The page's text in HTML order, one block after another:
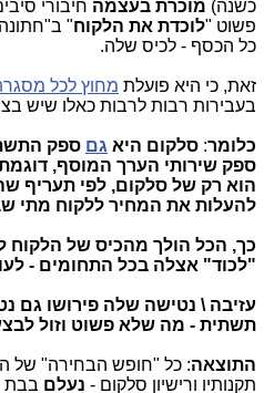
כשנה) מוכרת בעצמה חיבורי
פשוט "לוכדת את הלקוח"
כל הכסף - לכיס שלה.
זאת, כי היא פועלת מחוץ לכל
בעבירות רבות לרבות כאלו שיש
כלומר: סלקום היא גם
ספק שירותי הערך המוסף, דוגמת
הוא רק של סלקום, לפי תעריף
להעלות את המחיר ללקוח מתי
כך, הכל הולך מהכיס של הלקוח
"לכוד" אצלה בכל התחומים -
עזיבה \ נטישה שלה פירושו גם
תשתית - מה שלא פשוט וזול
התוצאה: כל "חופש הבחירה" של
תקנותיו ורישיון סלקום - נעלם בבת